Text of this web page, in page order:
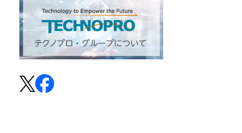
# テクノプロ・デザイン
# テクノプロ・エンジニアリング
# テクノプロ・コンストラクション